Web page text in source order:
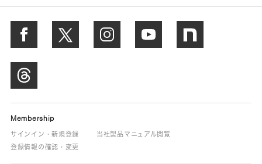
Membership
サインイン・新規登録
当社製品マニュアル閲覧
登録情報の確認・変更